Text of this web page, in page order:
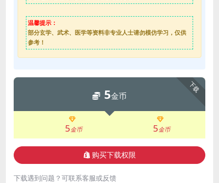
温馨提示：
部分玄学、武术、医学等资料非专业人士请勿模仿学习，仅供
参考！
下载
5金币
5金币 5金币
购买下载权限
下载遇到问题？可联系客服或反馈